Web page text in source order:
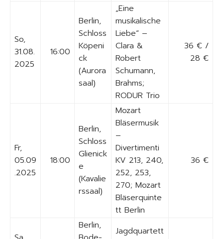
So,
31.08.
2025
16:00
Berlin,
Schloss
Köpeni
ck
(Aurora
saal)
„Eine
musikalische
Liebe“ –
Clara &
Robert
Schumann,
Brahms;
RODUR Trio
36 € /
28 €
Fr,
05.09
.2025
18:00
Berlin,
Schloss
Glienick
e
(Kavalie
rssaal)
Mozart
Bläsermusik
–
Divertimenti
KV 213, 240,
252, 253,
270; Mozart
Bläserquinte
tt Berlin
36 €
Berlin,
Jagdquartett